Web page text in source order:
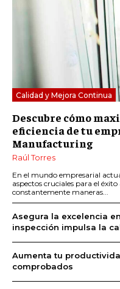
Calidad y Mejora Continua
Descubre cómo
eficiencia de tu
Manufacturing
Raúl Torres
En el mundo empresarial
aspectos cruciales para el
constantemente maneras...
Asegura la excelencia
inspección impulsa la
Aumenta tu
comprobados